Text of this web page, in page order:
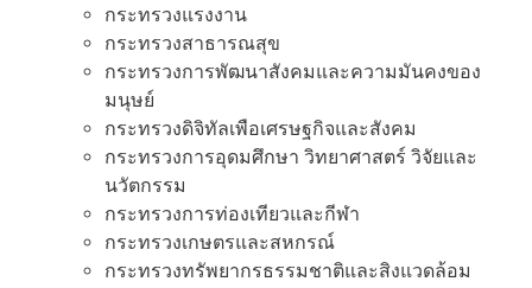
กระทรวงแรงงาน
กระทรวงสาธารณสุข
กระทรวงการพัฒนาสังคมและความมันคงของ
มนุษย์
กระทรวงดิจิทัลเพือเศรษฐกิจและสังคม
กระทรวงการอุดมศึกษา วิทยาศาสตร์ วิจัยและ
นวัตกรรม
กระทรวงการท่องเทียวและกีฬา
กระทรวงเกษตรและสหกรณ์
กระทรวงทรัพยากรธรรมชาติและสิงแวดล้อม